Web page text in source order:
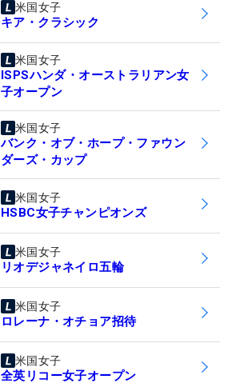
米国女子
キア・クラシック
米国女子
ISPSハンダ・オーストラリアン女
子オープン
米国女子
バンク・オブ・ホープ・ファウン
ダーズ・カップ
米国女子
HSBC女子チャンピオンズ
米国女子
リオデジャネイロ五輪
米国女子
ロレーナ・オチョア招待
米国女子
全英リコー女子オープン